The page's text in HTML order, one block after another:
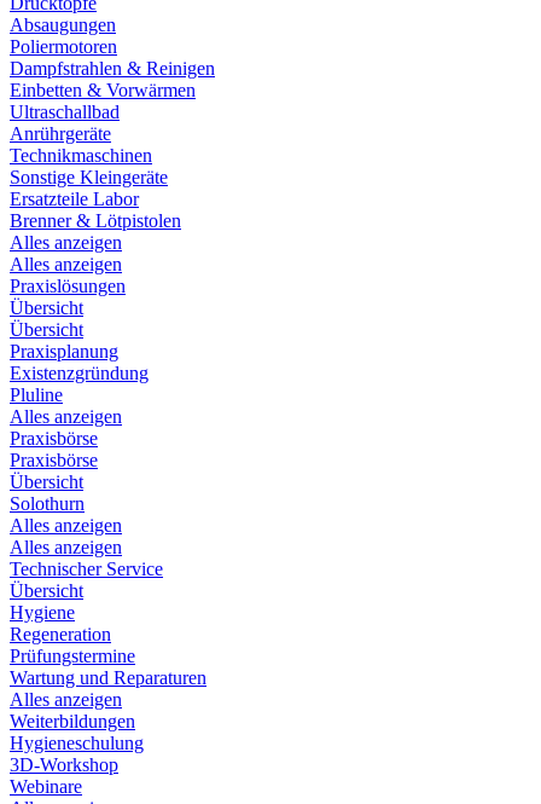
Absaugungen
Poliermotoren
Dampfstrahlen & Reinigen
Einbetten & Vorwärmen
Ultraschallbad
Anrührgeräte
Technikmaschinen
Sonstige Kleingeräte
Ersatzteile Labor
Brenner & Lötpistolen
Alles anzeigen
Alles anzeigen
Praxislösungen
Übersicht
Übersicht
Praxisplanung
Existenzgründung
Pluline
Alles anzeigen
Praxisbörse
Praxisbörse
Übersicht
Solothurn
Alles anzeigen
Alles anzeigen
Technischer Service
Übersicht
Hygiene
Regeneration
Prüfungstermine
Wartung und Reparaturen
Alles anzeigen
Weiterbildungen
Hygieneschulung
3D-Workshop
Webinare